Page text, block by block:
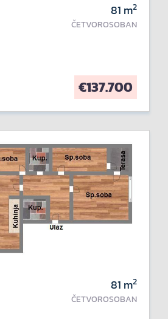
81 m2
ČETVOROSOBAN
€137.700
81 m2
ČETVOROSOBAN